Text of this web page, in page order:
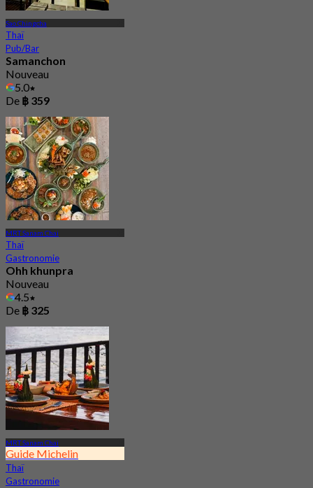
Sao Chingcha
Thaï
Pub/Bar
Samanchon
Nouveau
5.0
De ฿ 359
MRT Sanam Chai
Thaï
Gastronomie
Ohh khunpra
Nouveau
4.5
De ฿ 325
MRT Sanam Chai
Guide Michelin
Thaï
Gastronomie